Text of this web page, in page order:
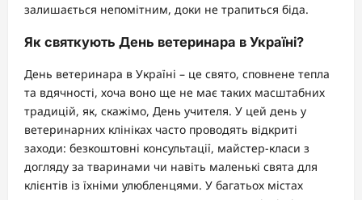
залишається непомітним, доки не трапиться біда.
Як святкують День ветеринара в Україні?
День ветеринара в Україні – це свято, сповнене тепла
та вдячності, хоча воно ще не має таких масштабних
традицій, як, скажімо, День учителя. У цей день у
ветеринарних клініках часто проводять відкриті
заходи: безкоштовні консультації, майстер-класи з
догляду за тваринами чи навіть маленькі свята для
клієнтів із їхніми улюбленцями. У багатьох містах